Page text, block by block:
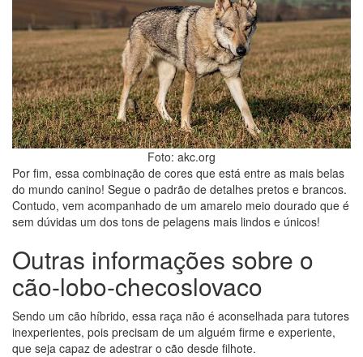
Foto: akc.org
Por fim, essa combinação de cores que está entre as mais belas
do mundo canino! Segue o padrão de detalhes pretos e brancos.
Contudo, vem acompanhado de um amarelo meio dourado que é
sem dúvidas um dos tons de pelagens mais lindos e únicos!
Outras informações sobre o
cão-lobo-checoslovaco
Sendo um cão híbrido, essa raça não é aconselhada para tutores
inexperientes, pois precisam de um alguém firme e experiente,
que seja capaz de adestrar o cão desde filhote.